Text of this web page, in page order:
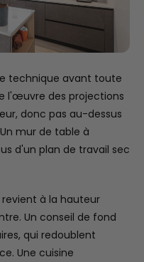
technique avant toute
l'œuvre des projections
donc pas au-dessus
mur de table à
d'un plan de travail sec
à la hauteur
Un conseil de fond
qui redoublent
Une cuisine